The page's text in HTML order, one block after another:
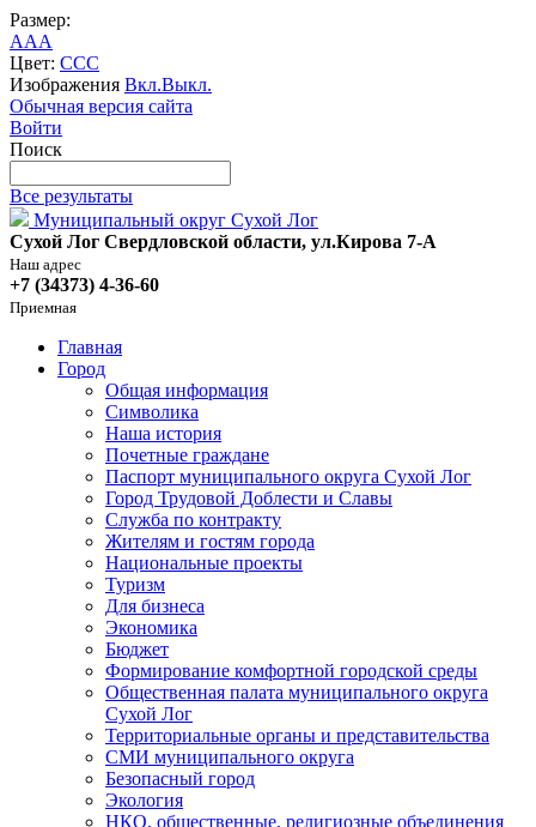
Размер:
AAA
Цвет: CCC
Изображения Вкл.Выкл.
Обычная версия сайта
Войти
Поиск
Все результаты
Муниципальный округ Сухой Лог
Сухой Лог Свердловской области, ул.Кирова 7-А
Наш адрес
+7 (34373) 4-36-60
Приемная
Главная
Город
Общая информация
Символика
Наша история
Почетные граждане
Паспорт муниципального округа Сухой Лог
Город Трудовой Доблести и Славы
Служба по контракту
Жителям и гостям города
Национальные проекты
Туризм
Для бизнеса
Экономика
Бюджет
Формирование комфортной городской среды
Общественная палата муниципального округа
Сухой Лог
Территориальные органы и представительства
СМИ муниципального округа
Безопасный город
Экология
НКО, общественные, религиозные объединения